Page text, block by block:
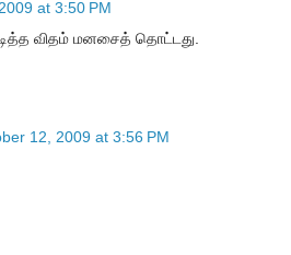
at 3:50 PM
விதம் மனசைத் தொட்டது.
12, 2009 at 3:56 PM